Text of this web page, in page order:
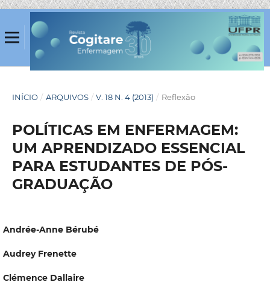
INÍCIO / ARQUIVOS / V. 18 N. 4 (2013) / Reflexão
POLÍTICAS EM ENFERMAGEM:
UM APRENDIZADO ESSENCIAL
PARA ESTUDANTES DE PÓS-
GRADUAÇÃO
Andrée-Anne Bérubé
Audrey Frenette
Clémence Dallaire